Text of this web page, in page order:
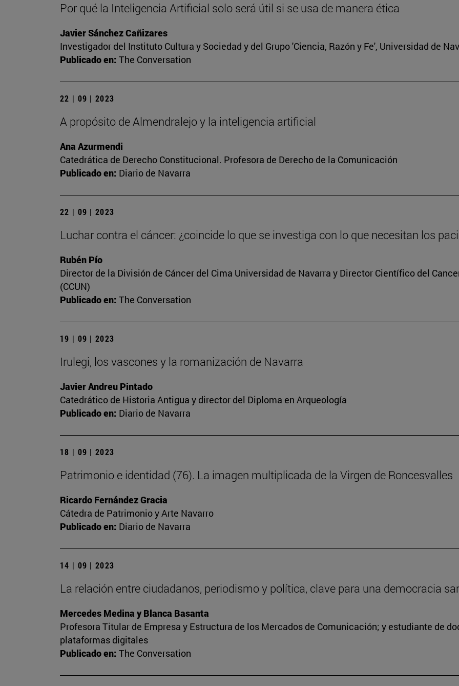
Por qué la Inteligencia Artificial solo será útil si se usa de manera ética
Javier Sánchez Cañizares
Investigador del Instituto Cultura y Sociedad y del Grupo 'Ciencia, Razón y Fe', Universidad de
Publicado en: The Conversation
22 | 09 | 2023
A propósito de Almendralejo y la inteligencia artificial
Ana Azurmendi
Catedrática de Derecho Constitucional. Profesora de Derecho de la Comunicación
Publicado en: Diario de Navarra
22 | 09 | 2023
Luchar contra el cáncer: ¿coincide lo que se investiga con lo que necesitan los
Rubén Pío
Director de la División de Cáncer del Cima Universidad de Navarra y Director Científico del
(CCUN)
Publicado en: The Conversation
19 | 09 | 2023
Irulegi, los vascones y la romanización de Navarra
Javier Andreu Pintado
Catedrático de Historia Antigua y director del Diploma en Arqueología
Publicado en: Diario de Navarra
18 | 09 | 2023
Patrimonio e identidad (76). La imagen multiplicada de la Virgen de Roncesvalles
Ricardo Fernández Gracia
Cátedra de Patrimonio y Arte Navarro
Publicado en: Diario de Navarra
14 | 09 | 2023
La relación entre ciudadanos, periodismo y política, clave para una democracia
Mercedes Medina y Blanca Basanta
Profesora Titular de Empresa y Estructura de los Mercados de Comunicación; y estudiante de
plataformas digitales
Publicado en: The Conversation